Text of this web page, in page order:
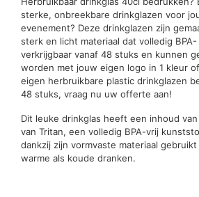
sterke, onbreekbare drinkglazen voor
evenement? Deze drinkglazen zijn
sterk en licht materiaal dat volledig
verkrijgbaar vanaf 48 stuks en kunnen
worden met jouw eigen logo in 1 kleur
eigen herbruikbare plastic drinkglazen
48 stuks, vraag nu uw offerte aan!
Dit leuke drinkglas heeft een inhoud
van Tritan, een volledig BPA-vrij
dankzij zijn vormvaste materiaal
warme als koude dranken.